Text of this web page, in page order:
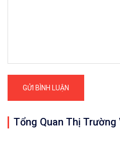
Tổng Quan Thị Trường